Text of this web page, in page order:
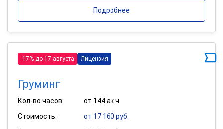
Подробнее
-17% до 17 августа Лицензия
Груминг
Кол-во часов:
от 144 ак.ч
Стоимость:
от 17 160 руб.